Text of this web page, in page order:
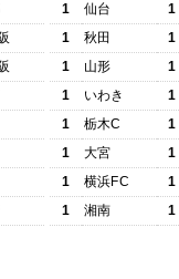
1
仙台
1
1
秋田
1
1
山形
1
1
いわき
1
1
栃木C
1
1
大宮
1
1
横浜FC
1
1
湘南 1